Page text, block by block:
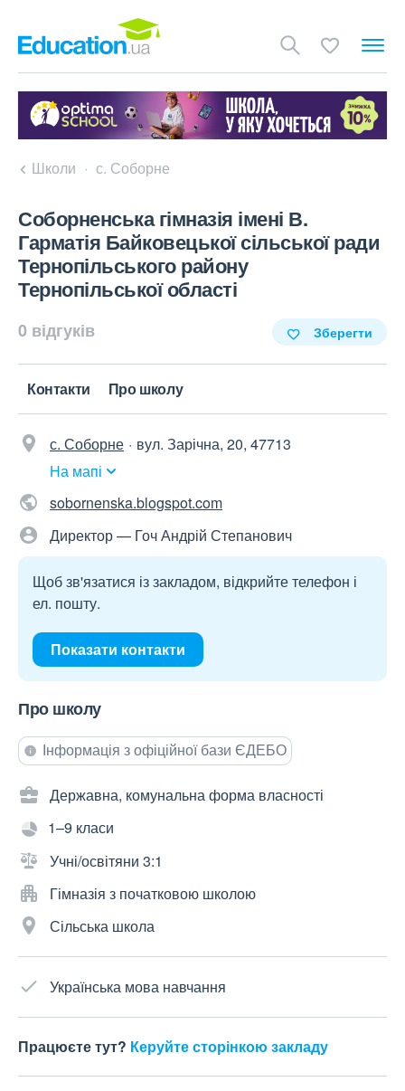
Школи с. Соборне
Соборненська гімназія імені В.
Гарматія Байковецької сільської ради
Тернопільського району
Тернопільської області
0 відгуків Зберегти
Контакти Про школу
с. Соборне
вул. Зарічна, 20, 47713
На мапі
sobornenska.blogspot.com
Директор — Гоч Андрій Степанович
Щоб зв'язатися із закладом, відкрийте телефон і
ел. пошту.
Показати контакти
Про школу
Інформація з офіційної бази ЄДЕБО
Державна, комунальна форма власності
1–9 класи
Учні/освітяни 3:1
Гімназія з початковою школою
Сільська школа
Українська мова навчання
Працюєте тут? Керуйте сторінкою закладу